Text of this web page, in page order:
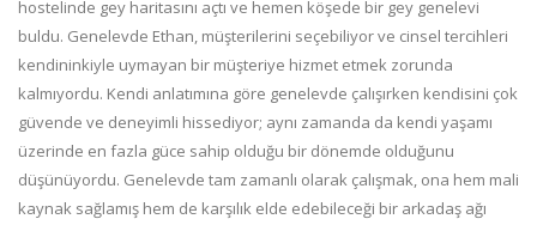
hostelinde gey haritasını açtı ve hemen köşede bir gey genelevi
buldu. Genelevde Ethan, müşterilerini seçebiliyor ve cinsel tercihleri
kendininkiyle uymayan bir müşteriye hizmet etmek zorunda
kalmıyordu. Kendi anlatımına göre genelevde çalışırken kendisini çok
güvende ve deneyimli hissediyor; aynı zamanda da kendi yaşamı
üzerinde en fazla güce sahip olduğu bir dönemde olduğunu
düşünüyordu. Genelevde tam zamanlı olarak çalışmak, ona hem mali
kaynak sağlamış hem de karşılık elde edebileceği bir arkadaş ağı